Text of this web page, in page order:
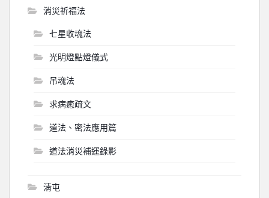
消災祈福法
七星收魂法
光明燈點燈儀式
吊魂法
求病癒疏文
道法、密法應用篇
道法消災補運錄影
淸屯